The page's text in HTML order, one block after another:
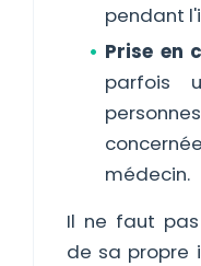
pendant
Prise en
parfois
médecin.
Il ne faut
de sa propre